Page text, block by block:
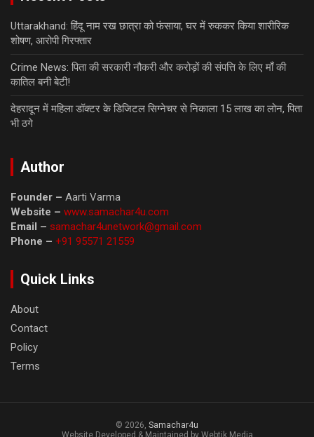
Uttarakhand: हिंदू नाम रख छात्रा को फंसाया, घर में रुककर किया शारीरिक
शोषण, आरोपी गिरफ्तार
Crime News: पिता की सरकारी नौकरी और करोड़ों की संपत्ति के लिए माँ की
कातिल बनी बेटी!
देहरादून में महिला डॉक्टर के डिजिटल सिग्नेचर से निकाला 15 लाख का लोन, पिता
भी ठगे
Author
Founder – Aarti Varma
Website – www.samachar4u.com
Email – samachar4unetwork@gmail.com
Phone – +91 95571 21559
Quick Links
About
Contact
Policy
Terms
© 2026, Samachar4u
Website Developed & Maintained by Webtik Media